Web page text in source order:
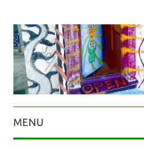
MENU